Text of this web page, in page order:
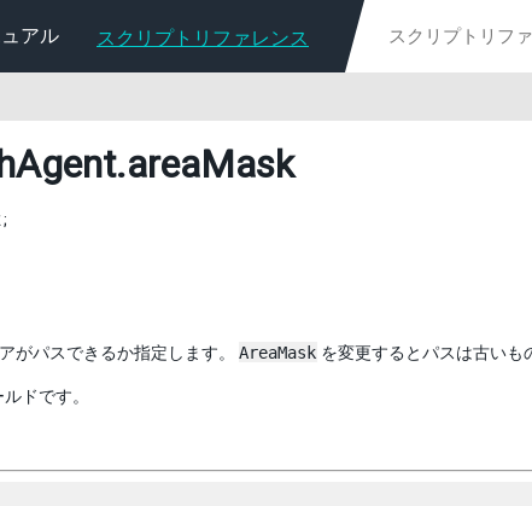
アル スクリプトリファレンス
.areaMask
;
がパスできるか指定します。 AreaMask を変更するとパスは古いも
ドです。